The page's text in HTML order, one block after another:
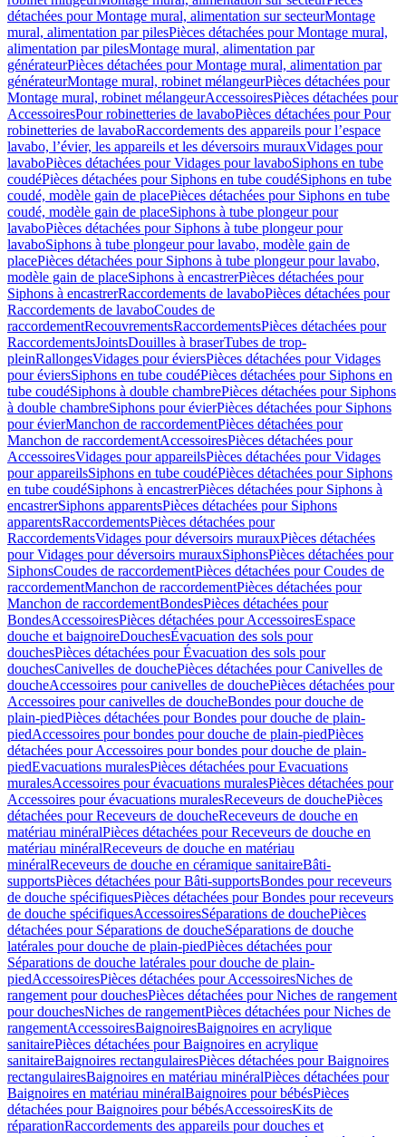
détachées pour Montage mural, alimentation sur secteurMontage
mural, alimentation par pilesPièces détachées pour Montage mural,
alimentation par pilesMontage mural, alimentation par
générateurPièces détachées pour Montage mural, alimentation par
générateurMontage mural, robinet mélangeurPièces détachées pour
Montage mural, robinet mélangeurAccessoiresPièces détachées pour
AccessoiresPour robinetteries de lavaboPièces détachées pour Pour
robinetteries de lavaboRaccordements des appareils pour l’espace
lavabo, l’évier, les appareils et les déversoirs murauxVidages pour
lavaboPièces détachées pour Vidages pour lavaboSiphons en tube
coudéPièces détachées pour Siphons en tube coudéSiphons en tube
coudé, modèle gain de placePièces détachées pour Siphons en tube
coudé, modèle gain de placeSiphons à tube plongeur pour
lavaboPièces détachées pour Siphons à tube plongeur pour
lavaboSiphons à tube plongeur pour lavabo, modèle gain de
placePièces détachées pour Siphons à tube plongeur pour lavabo,
modèle gain de placeSiphons à encastrerPièces détachées pour
Siphons à encastrerRaccordements de lavaboPièces détachées pour
Raccordements de lavaboCoudes de
raccordementRecouvrementsRaccordementsPièces détachées pour
RaccordementsJointsDouilles à braserTubes de trop-
pleinRallongesVidages pour éviersPièces détachées pour Vidages
pour éviersSiphons en tube coudéPièces détachées pour Siphons en
tube coudéSiphons à double chambrePièces détachées pour Siphons
à double chambreSiphons pour évierPièces détachées pour Siphons
pour évierManchon de raccordementPièces détachées pour
Manchon de raccordementAccessoiresPièces détachées pour
AccessoiresVidages pour appareilsPièces détachées pour Vidages
pour appareilsSiphons en tube coudéPièces détachées pour Siphons
en tube coudéSiphons à encastrerPièces détachées pour Siphons à
encastrerSiphons apparentsPièces détachées pour Siphons
apparentsRaccordementsPièces détachées pour
RaccordementsVidages pour déversoirs murauxPièces détachées
pour Vidages pour déversoirs murauxSiphonsPièces détachées pour
SiphonsCoudes de raccordementPièces détachées pour Coudes de
raccordementManchon de raccordementPièces détachées pour
Manchon de raccordementBondesPièces détachées pour
BondesAccessoiresPièces détachées pour AccessoiresEspace
douche et baignoireDouchesÉvacuation des sols pour
douchesPièces détachées pour Évacuation des sols pour
douchesCanivelles de douchePièces détachées pour Canivelles de
doucheAccessoires pour canivelles de douchePièces détachées pour
Accessoires pour canivelles de doucheBondes pour douche de
plain-piedPièces détachées pour Bondes pour douche de plain-
piedAccessoires pour bondes pour douche de plain-piedPièces
détachées pour Accessoires pour bondes pour douche de plain-
piedEvacuations muralesPièces détachées pour Evacuations
muralesAccessoires pour évacuations muralesPièces détachées pour
Accessoires pour évacuations muralesReceveurs de douchePièces
détachées pour Receveurs de doucheReceveurs de douche en
matériau minéralPièces détachées pour Receveurs de douche en
matériau minéralReceveurs de douche en matériau
minéralReceveurs de douche en céramique sanitaireBâti-
supportsPièces détachées pour Bâti-supportsBondes pour receveurs
de douche spécifiquesPièces détachées pour Bondes pour receveurs
de douche spécifiquesAccessoiresSéparations de douchePièces
détachées pour Séparations de doucheSéparations de douche
latérales pour douche de plain-piedPièces détachées pour
Séparations de douche latérales pour douche de plain-
piedAccessoiresPièces détachées pour AccessoiresNiches de
rangement pour douchesPièces détachées pour Niches de rangement
pour douchesNiches de rangementPièces détachées pour Niches de
rangementAccessoiresBaignoiresBaignoires en acrylique
sanitairePièces détachées pour Baignoires en acrylique
sanitaireBaignoires rectangulairesPièces détachées pour Baignoires
rectangulairesBaignoires en matériau minéralPièces détachées pour
Baignoires en matériau minéralBaignoires pour bébésPièces
détachées pour Baignoires pour bébésAccessoiresKits de
réparationRaccordements des appareils pour douches et